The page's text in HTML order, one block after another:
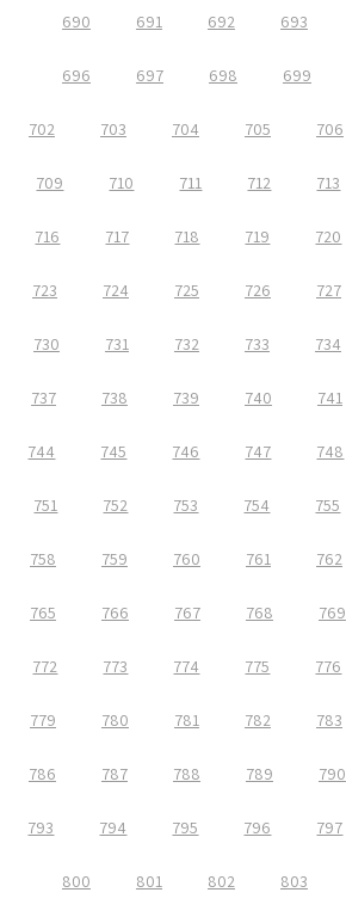
690 691 692 693
696 697 698 699
702 703 704 705 706
709 710 711 712 713
716 717 718 719 720
723 724 725 726 727
730 731 732 733 734
737 738 739 740 741
744 745 746 747 748
751 752 753 754 755
758 759 760 761 762
765 766 767 768 769
772 773 774 775 776
779 780 781 782 783
786 787 788 789 790
793 794 795 796 797
800 801 802 803